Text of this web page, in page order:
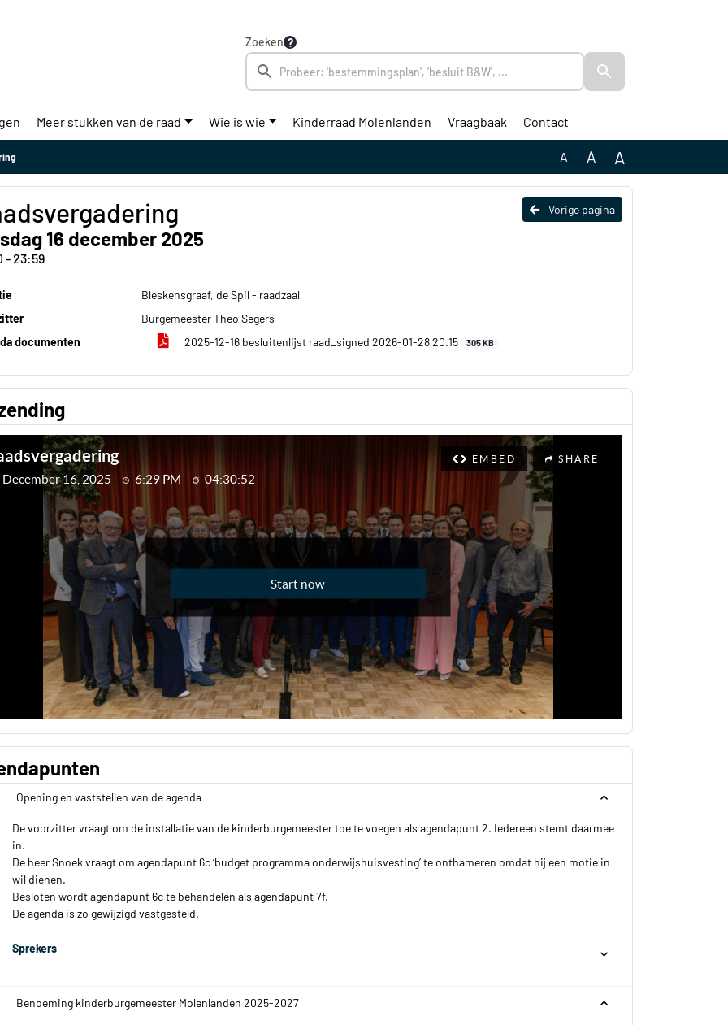
Zoeken
Meer stukken van de raad Wie is wie Kinderraad Molenlanden Vraagbaak Contact
A A A
Vorige pagina
16 december 2025
- 23:59
Bleskensgraaf, de Spil - raadzaal
Burgemeester Theo Segers
documenten
2025-12-16 besluitenlijst raad_signed 2026-01-28 20.15 305 KB
Opening en vaststellen van de agenda
De voorzitter vraagt om de installatie van de kinderburgemeester toe te voegen als agendapunt 2. Iedereen stemt daarmee
in.
De heer Snoek vraagt om agendapunt 6c ‘budget programma onderwijshuisvesting’ te onthameren omdat hij een motie in
wil dienen.
Besloten wordt agendapunt 6c te behandelen als agendapunt 7f.
De agenda is zo gewijzigd vastgesteld.
Sprekers
Benoeming kinderburgemeester Molenlanden 2025-2027